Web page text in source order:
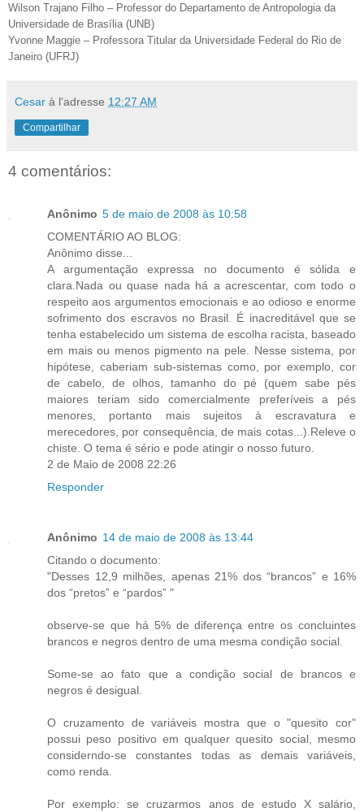
Wilson Trajano Filho – Professor do Departamento de Antropologia da
Universidade de Brasília (UNB)
Yvonne Maggie – Professora Titular da Universidade Federal do Rio de
Janeiro (UFRJ)
Cesar à l'adresse 12:27 AM
Compartilhar
4 comentários:
Anônimo 5 de maio de 2008 às 10:58
COMENTÁRIO AO BLOG:
Anônimo disse...
A argumentação expressa no documento é sólida e
clara.Nada ou quase nada há a acrescentar, com todo o
respeito aos argumentos emocionais e ao odioso e enorme
sofrimento dos escravos no Brasil. É inacreditável que se
tenha estabelecido um sistema de escolha racista, baseado
em mais ou menos pigmento na pele. Nesse sistema, por
hipótese, caberiam sub-sistemas como, por exemplo, cor
de cabelo, de olhos, tamanho do pé (quem sabe pés
maiores teriam sido comercialmente preferíveis a pés
menores, portanto mais sujeitos à escravatura e
merecedores, por consequência, de mais cotas...).Releve o
chiste. O tema é sério e pode atingir o nosso futuro.
2 de Maio de 2008 22:26
Responder
Anônimo 14 de maio de 2008 às 13:44
Citando o documento:
"Desses 12,9 milhões, apenas 21% dos “brancos” e 16%
dos “pretos” e “pardos” "
observe-se que há 5% de diferença entre os concluintes
brancos e negros dentro de uma mesma condição social.
Some-se ao fato que a condição social de brancos e
negros é desigual.
O cruzamento de variáveis mostra que o "quesito cor"
possui peso positivo em qualquer quesito social, mesmo
considerndo-se constantes todas as demais variáveis,
como renda.
Por exemplo: se cruzarmos anos de estudo X salário,